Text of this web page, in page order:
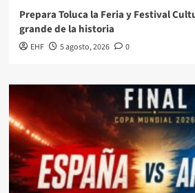
Prepara Toluca la Feria y Festival
grande de la historia
EHF 5 agosto, 2026 0